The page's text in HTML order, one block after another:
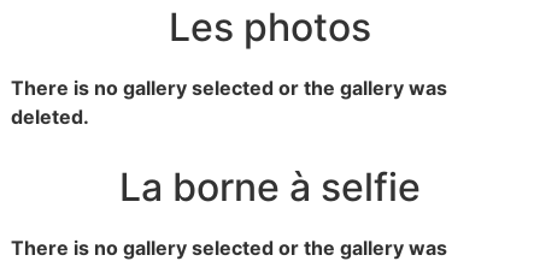
Les photos
There is no gallery selected or the gallery was
deleted.
La borne à selfie
There is no gallery selected or the gallery was